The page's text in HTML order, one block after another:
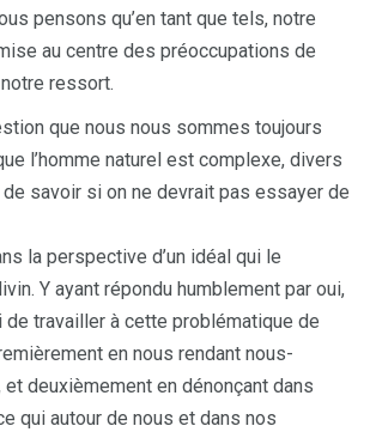
pensons qu’en tant que tels, notre
au centre des préoccupations de
ressort.
que nous nous sommes toujours
l’homme naturel est complexe, divers
de savoir si on ne devrait pas essayer de
la perspective d’un idéal qui le
Y ayant répondu humblement par oui,
travailler à cette problématique de
en nous rendant nous-
deuxièmement en dénonçant dans
qui autour de nous et dans nos